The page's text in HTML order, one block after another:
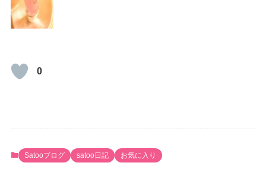
0
Satooブログ satoo日記 お気に入り